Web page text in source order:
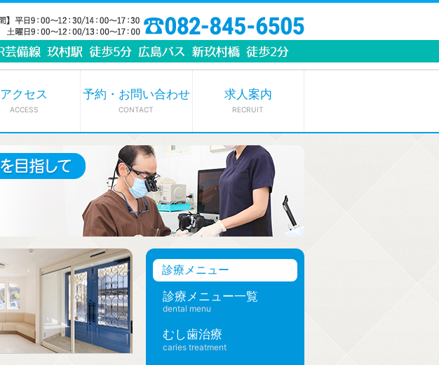
アクセス
ACCESS
予約・お問い合わせ
CONTACT
求人案内
RECRUIT
診療メニュー
診療メニュー一覧
dental menu
むし歯治療
caries treatment